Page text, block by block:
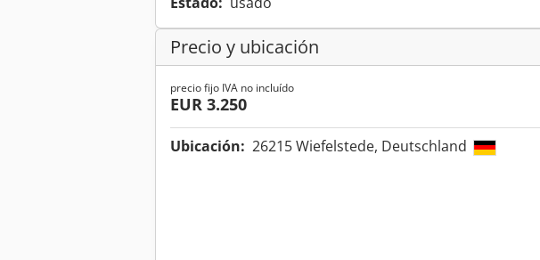
Precio y ubicación
precio fijo IVA no incluído
EUR 3.250
Ubicación: 26215 Wiefelstede, Deutschland